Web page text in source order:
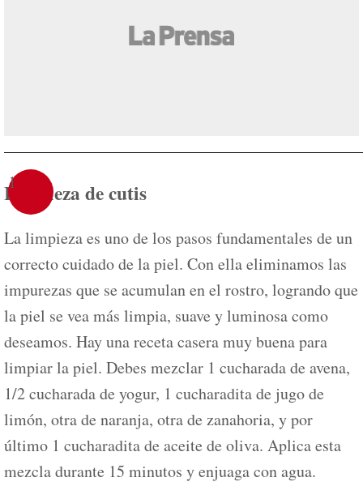
1
Limpieza de cutis
La limpieza es uno de los pasos fundamentales de un
correcto cuidado de la piel. Con ella eliminamos las
impurezas que se acumulan en el rostro, logrando que
la piel se vea más limpia, suave y luminosa como
deseamos. Hay una receta casera muy buena para
limpiar la piel. Debes mezclar 1 cucharada de avena,
1/2 cucharada de yogur, 1 cucharadita de jugo de
limón, otra de naranja, otra de zanahoria, y por
último 1 cucharadita de aceite de oliva. Aplica esta
mezcla durante 15 minutos y enjuaga con agua.